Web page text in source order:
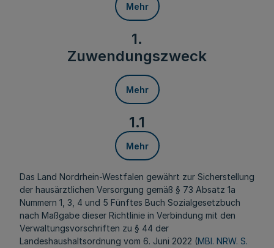
Mehr
1.
Zuwendungszweck
Mehr
1.1
Mehr
Das Land Nordrhein-Westfalen gewährt zur Sicherstellung
der hausärztlichen Versorgung gemäß § 73 Absatz 1a
Nummern 1, 3, 4 und 5 Fünftes Buch Sozialgesetzbuch
nach Maßgabe dieser Richtlinie in Verbindung mit den
Verwaltungsvorschriften zu § 44 der
Landeshaushaltsordnung vom 6. Juni 2022 (MBl. NRW. S.